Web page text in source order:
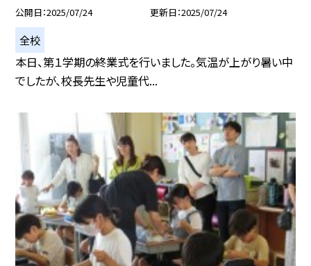
公開日 2025/07/24 更新日 2025/07/24
全校
本日、第１学期の終業式を行いました。気温が上がり暑い中
でしたが、校長先生や児童代...